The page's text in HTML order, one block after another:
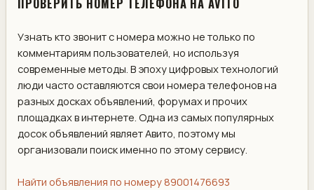
ПРОВЕРИТЬ НОМЕР ТЕЛЕФОНА НА AVITO
Узнать кто звонит с номера можно не только по
комментариям пользователей, но используя
современные методы. В эпоху цифровых технологий
люди часто оставляются свои номера телефонов на
разных досках объявлений, форумах и прочих
площадках в интернете. Одна из самых популярных
досок объявлений являет Авито, поэтому мы
организовали поиск именно по этому сервису.
Найти объявления по номеру 89001476693